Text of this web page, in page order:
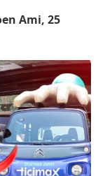
Ami, 25